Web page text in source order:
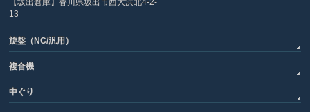
13
旋盤（NC/汎用）
複合機
中ぐり